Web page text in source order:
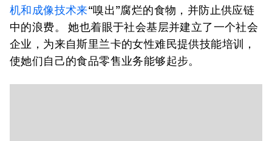
机和成像技术来“嗅出”腐烂的食物，并防止供应链
中的浪费。 她也着眼于社会基层并建立了一个社会
企业，为来自斯里兰卡的女性难民提供技能培训，
使她们自己的食品零售业务能够起步。